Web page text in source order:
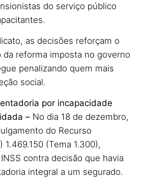
do serviço público
as decisões reforçam o
da reforma imposta no governo
penalizando quem mais
social.
por incapacidade
– No dia 18 de dezembro,
do Recurso
1.469.150 (Tema 1.300),
contra decisão que havia
integral a um segurado.